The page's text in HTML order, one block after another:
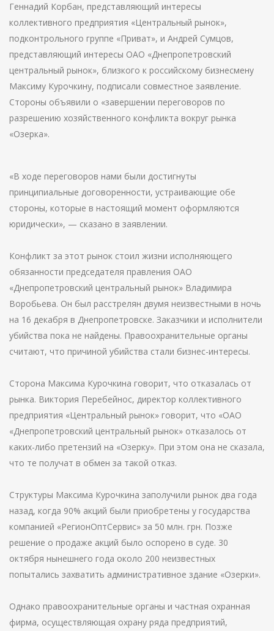
Геннадий Корбан, представляющий интересы
коллективного предприятия «Центральный рынок»,
подконтрольного группе «Приват», и Андрей Сумцов,
представляющий интересы ОАО «Днепропетровский
центральный рынок», близкого к российскому бизнесмену
Максиму Курочкину, подписали совместное заявление.
Стороны объявили о «завершении переговоров по
разрешению хозяйственного конфликта вокруг рынка
«Озерка».
«В ходе переговоров нами были достигнуты
принципиальные договоренности, устраивающие обе
стороны, которые в настоящий момент оформляются
юридически», — сказано в заявлении.
Конфликт за этот рынок стоил жизни исполняющего
обязанности председателя правления ОАО
«Днепропетровский центральный рынок» Владимира
Воробьева. Он был расстрелян двумя неизвестными в ночь
на 16 декабря в Днепропетровске. Заказчики и исполнители
убийства пока не найдены. Правоохранительные органы
считают, что причиной убийства стали бизнес-интересы.
Сторона Максима Курочкина говорит, что отказалась от
рынка. Виктория Перебейнос, директор коллективного
предприятия «Центральный рынок» говорит, что «ОАО
«Днепропетровский центральный рынок» отказалось от
каких-либо претензий на «Озерку». При этом она не сказала,
что те получат в обмен за такой отказ.
Структуры Максима Курочкина заполучили рынок два года
назад, когда 90% акций были приобретены у государства
компанией «РегионОптСервис» за 50 млн. грн. Позже
решение о продаже акций было оспорено в суде. 30
октября нынешнего года около 200 неизвестных
попытались захватить административное здание «Озерки».
Однако правоохранительные органы и частная охранная
фирма, осуществляющая охрану ряда предприятий,